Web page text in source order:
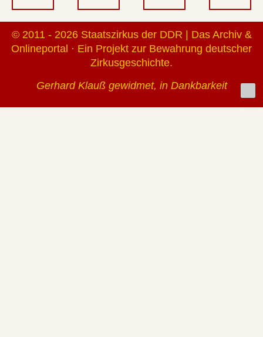
© 2011 - 2026 Staatszirkus der DDR | Das Archiv &
Onlineportal · Ein Projekt zur Bewahrung deutscher
Zirkusgeschichte.
Gerhard Klauß gewidmet, in Dankbarkeit